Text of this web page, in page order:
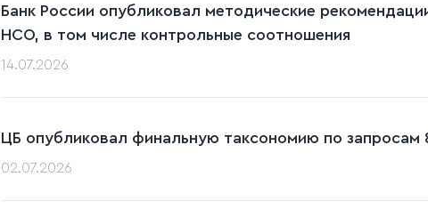
Банк России опубликовал методические
НСО, в том числе контрольные соотношения
14.07.2026
ЦБ опубликовал финальную таксономию по запросам
02.07.2026